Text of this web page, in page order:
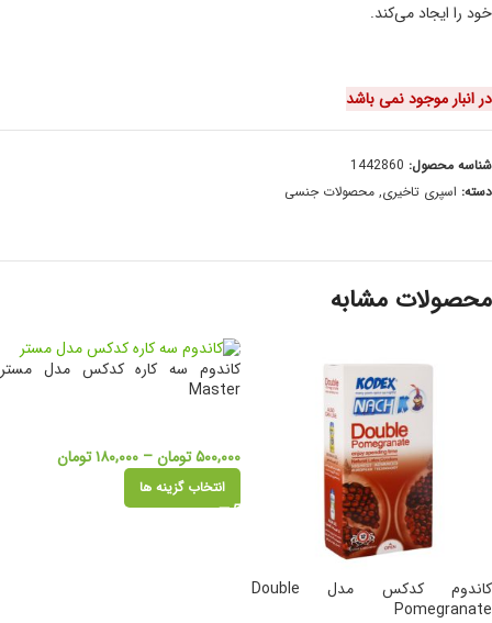
خود را ایجاد می‌کند.
در انبار موجود نمی باشد
شناسه محصول: 1442860
دسته: اسپری تاخیری, محصولات جنسی
محصولات مشابه
کاندوم کدکس مدل Double
Pomegranate
کاندوم سه کاره کدکس مدل مستر
Master
۵۰۰,۰۰۰تومان– ۱۸۰,۰۰۰تومان
انتخاب گزینه ها